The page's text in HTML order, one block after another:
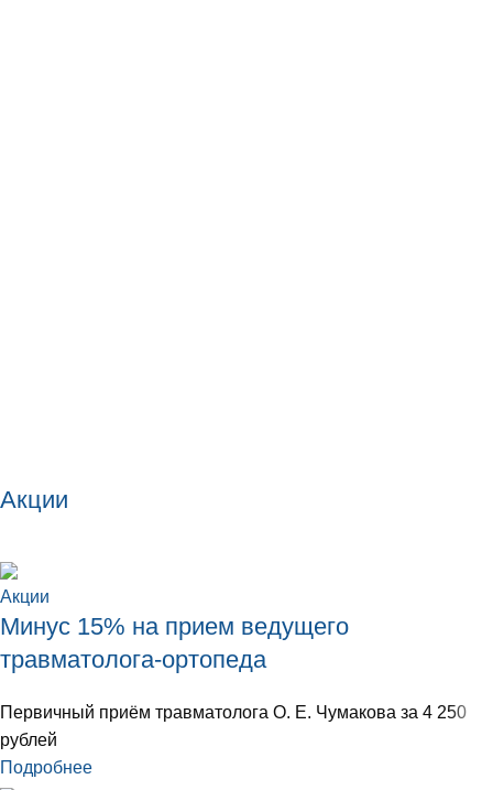
Акции
Акции
Минус 15% на прием ведущего
травматолога-ортопеда
Первичный приём травматолога О. Е. Чумакова за 4 250
рублей
Подробнее